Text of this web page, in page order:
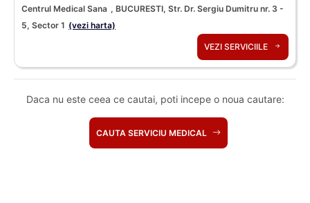
Centrul Medical Sana , BUCURESTI, Str. Dr. Sergiu Dumitru nr. 3 -
5, Sector 1 (vezi harta)
VEZI SERVICIILE
Daca nu este ceea ce cautai, poti incepe o noua cautare:
CAUTA SERVICIU MEDICAL